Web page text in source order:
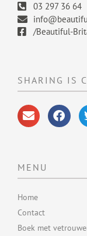
03 297 36 64
/Beautiful-
SHARING IS
MENU
Home
Contact
Boek met